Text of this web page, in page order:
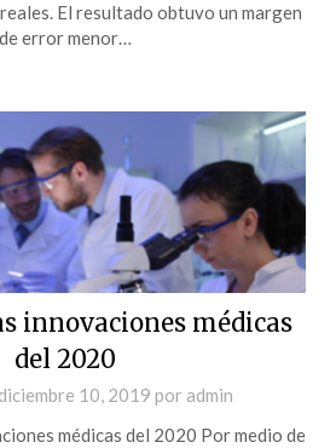
El resultado obtuvo un margen
de error menor…
innovaciones médicas
del 2020
diciembre 10, 2019 por admin
médicas del 2020 Por medio de